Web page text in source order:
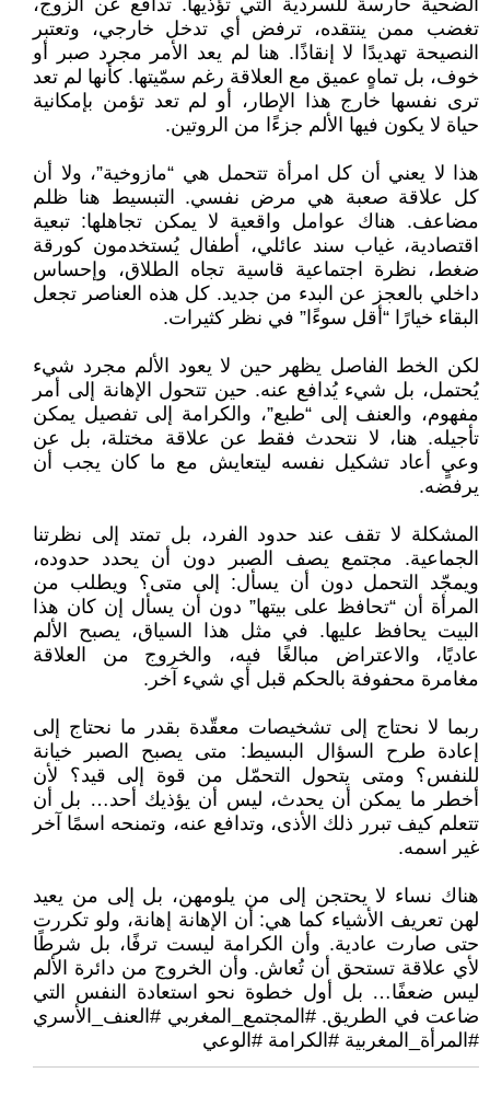
الضحية حارسةً للسردية التي تؤذيها. تدافع عن الزوج،
تغضب ممن ينتقده، ترفض أي تدخل خارجي، وتعتبر
النصيحة تهديدًا لا إنقاذًا. هنا لم يعد الأمر مجرد صبر أو
خوف، بل تماهٍ عميق مع العلاقة رغم سمّيتها. كأنها لم تعد
ترى نفسها خارج هذا الإطار، أو لم تعد تؤمن بإمكانية
حياة لا يكون فيها الألم جزءًا من الروتين.
هذا لا يعني أن كل امرأة تتحمل هي “مازوخية”، ولا أن
كل علاقة صعبة هي مرض نفسي. التبسيط هنا ظلم
مضاعف. هناك عوامل واقعية لا يمكن تجاهلها: تبعية
اقتصادية، غياب سند عائلي، أطفال يُستخدمون كورقة
ضغط، نظرة اجتماعية قاسية تجاه الطلاق، وإحساس
داخلي بالعجز عن البدء من جديد. كل هذه العناصر تجعل
البقاء خيارًا “أقل سوءًا” في نظر كثيرات.
لكن الخط الفاصل يظهر حين لا يعود الألم مجرد شيء
يُحتمل، بل شيء يُدافع عنه. حين تتحول الإهانة إلى أمر
مفهوم، والعنف إلى “طبع”، والكرامة إلى تفصيل يمكن
تأجيله. هنا، لا نتحدث فقط عن علاقة مختلة، بل عن
وعيٍ أعاد تشكيل نفسه ليتعايش مع ما كان يجب أن
يرفضه.
المشكلة لا تقف عند حدود الفرد، بل تمتد إلى نظرتنا
الجماعية. مجتمع يصف الصبر دون أن يحدد حدوده،
ويمجّد التحمل دون أن يسأل: إلى متى؟ ويطلب من
المرأة أن “تحافظ على بيتها” دون أن يسأل إن كان هذا
البيت يحافظ عليها. في مثل هذا السياق، يصبح الألم
عاديًا، والاعتراض مبالغًا فيه، والخروج من العلاقة
مغامرة محفوفة بالحكم قبل أي شيء آخر.
ربما لا نحتاج إلى تشخيصات معقّدة بقدر ما نحتاج إلى
إعادة طرح السؤال البسيط: متى يصبح الصبر خيانة
للنفس؟ ومتى يتحول التحمّل من قوة إلى قيد؟ لأن
أخطر ما يمكن أن يحدث، ليس أن يؤذيك أحد… بل أن
تتعلم كيف تبرر ذلك الأذى، وتدافع عنه، وتمنحه اسمًا آخر
غير اسمه.
هناك نساء لا يحتجن إلى من يلومهن، بل إلى من يعيد
لهن تعريف الأشياء كما هي: أن الإهانة إهانة، ولو تكررت
حتى صارت عادية. وأن الكرامة ليست ترفًا، بل شرطًا
لأي علاقة تستحق أن تُعاش. وأن الخروج من دائرة الألم
ليس ضعفًا… بل أول خطوة نحو استعادة النفس التي
ضاعت في الطريق. #المجتمع_المغربي #العنف_الأسري
#المرأة_المغربية #الكرامة #الوعي